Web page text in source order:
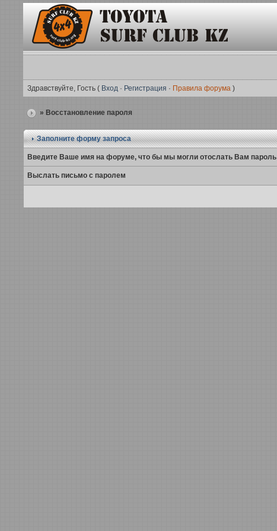
Здравствуйте, Гость ( Вход· Регистрация · Правила форума)
» Восстановление пароля
Заполните форму запроса
Введите Ваше имя на форуме, что бы мы могли отослать Вам пароль
Выслать письмо с паролем